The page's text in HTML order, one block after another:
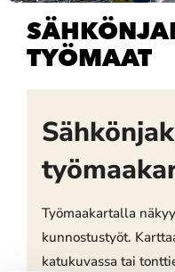
TYÖMAAT
Työmaakartalla
kunnostustyöt.
katukuvassa tai